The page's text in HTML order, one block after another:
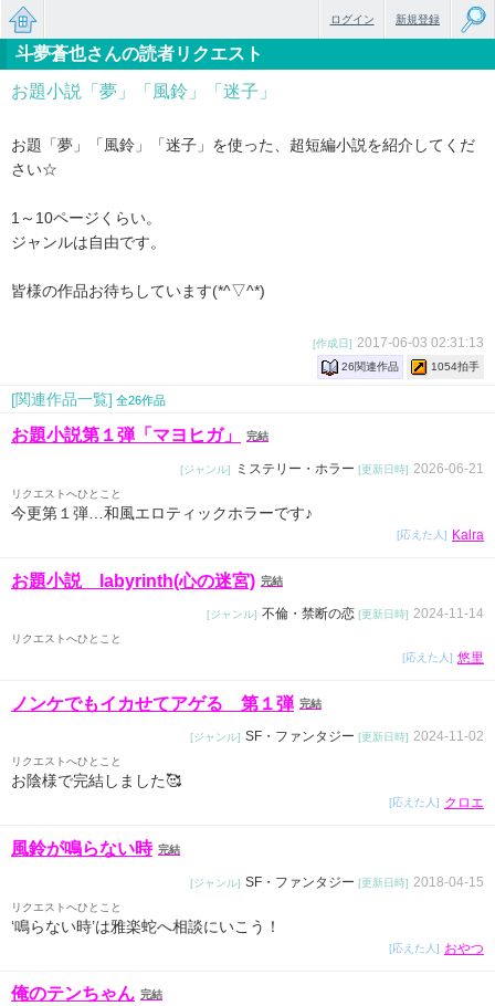
無料で
楽しめ
るちょ
っと大
人のケ
ータイ
小説
新規登録
ログイン
斗夢蒼也さんの読者リクエスト
お題小説「夢」「風鈴」「迷子」
お題「夢」「風鈴」「迷子」を使った、超短編小説を紹介してくだ
さい☆
1～10ページくらい。
ジャンルは自由です。
皆様の作品お待ちしています(*^▽^*)
[作成日] 2017-06-03 02:31:13
26関連作品 1054拍手
[関連作品一覧] 全26作品
お題小説第１弾「マヨヒガ」 完結
[ジャンル] ミステリー・ホラー [更新日時] 2026-06-21
リクエストへひとこと
今更第１弾…和風エロティックホラーです♪
[応えた人] Kalra
お題小説 labyrinth(心の迷宮) 完結
[ジャンル] 不倫・禁断の恋 [更新日時] 2024-11-14
リクエストへひとこと
[応えた人] 悠里
ノンケでもイカせてアゲる 第１弾 完結
[ジャンル] SF・ファンタジー [更新日時] 2024-11-02
リクエストへひとこと
お陰様で完結しました🥰
[応えた人] クロエ
風鈴が鳴らない時 完結
[ジャンル] SF・ファンタジー [更新日時] 2018-04-15
リクエストへひとこと
‘鳴らない時’は雅楽蛇へ相談にいこう！
[応えた人] おやつ
俺のテンちゃん 完結